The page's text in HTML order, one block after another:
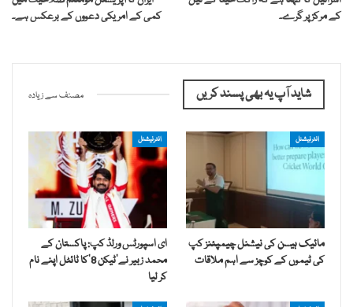
کے مرکز پر گرے۔
کمی کے امریکی دعووں کے برعکس ہے۔
شاید آپ یہ بھی پسند کریں مصنف سے زیادہ
انٹرنیشنل
مائیک ہیسن کی نیشنل چیمپئنز کپ
کی ٹیموں کے کوچز سے اہم ملاقات
انٹرنیشنل
ای اسپورٹس ورلڈ کپ: پاکستان کے
محمد زبیر نے’ٹیکن 8‘کا ٹائٹل اپنے نام
کر لیا